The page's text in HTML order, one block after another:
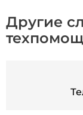
Другие